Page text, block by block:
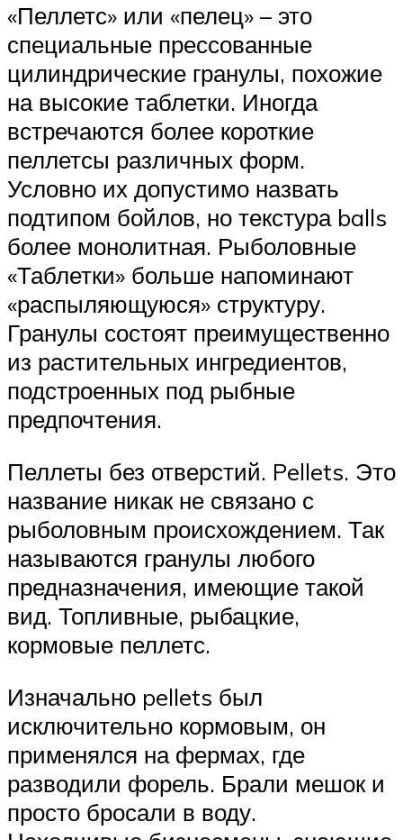
«Пеллетс» или «пелец» – это
специальные прессованные
цилиндрические гранулы, похожие
на высокие таблетки. Иногда
встречаются более короткие
пеллетсы различных форм.
Условно их допустимо назвать
подтипом бойлов, но текстура balls
более монолитная. Рыболовные
«Таблетки» больше напоминают
«распыляющуюся» структуру.
Гранулы состоят преимущественно
из растительных ингредиентов,
подстроенных под рыбные
предпочтения.
Пеллеты без отверстий. Pellets. Это
название никак не связано с
рыболовным происхождением. Так
называются гранулы любого
предназначения, имеющие такой
вид. Топливные, рыбацкие,
кормовые пеллетс.
Изначально pellets был
исключительно кормовым, он
применялся на фермах, где
разводили форель. Брали мешок и
просто бросали в воду.